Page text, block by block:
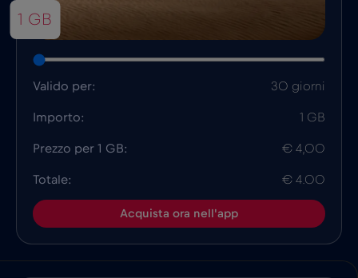
1 GB
Valido per: 30 giorni
Importo: 1 GB
Prezzo per 1 GB: € 4,00
Totale: € 4.00
Acquista ora nell'app